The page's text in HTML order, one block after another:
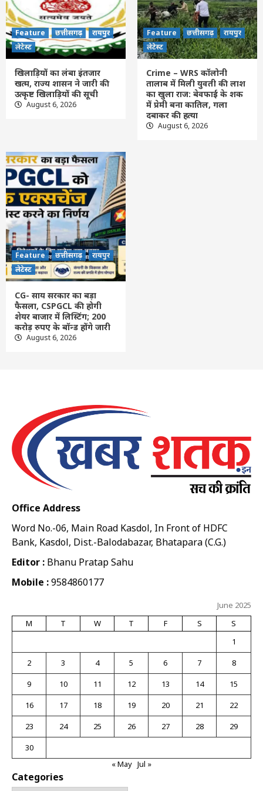
4
Crime – WRS कॉलोनी तालाब में मिली युवती की
लाश का खुला राज: बेवफाई के शक में प्रेमी बना
कातिल, गला दबाकर की हत्या
5
Feature छत्तीसगढ़ रायपुर लेटेस्ट
CG- साय सरकार का बड़ा फैसला, CSPGCL की
होगी शेयर बाजार में लिस्टिंग; 200 करोड़ रुपए के
बॉन्ड होंगे जारी
Feature छत्तीसगढ़
रायपुर
लेटेस्ट
खिलाड़ियों का लंबा इंतजार
खत्म, राज्य शासन ने जारी की
उत्कृष्ट खिलाड़ियों की सूची
August 6, 2026
Feature छत्तीसगढ़
रायपुर
लेटेस्ट
Crime – WRS कॉलोनी
तालाब में मिली युवती की लाश
का खुला राज: बेवफाई के शक
में प्रेमी बना कातिल, गला
दबाकर की हत्या
August 6, 2026
Feature छत्तीसगढ़
रायपुर
लेटेस्ट
CG- साय सरकार का बड़ा
फैसला, CSPGCL की होगी
शेयर बाजार में लिस्टिंग; 200
करोड़ रुपए के बॉन्ड होंगे जारी
August 6, 2026
Office Address
Word No.-06, Main Road Kasdol, In Front of HDFC
Bank, Kasdol, Dist.-Balodabazar, Bhatapara (C.G.)
Editor : Bhanu Pratap Sahu
Mobile :9584860177
June 2025
M
T W T F S
S
1
2
3 4 5 6 7
8
9
10 11 12 13 14
15
16
17 18 19 20 21
22
23
24 25 26 27 28
29
30
« May Jul »
Categories